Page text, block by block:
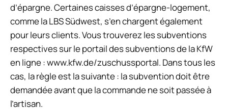
d’épargne. Certaines caisses d’épargne-logement,
comme la LBS Südwest, s’en chargent également
pour leurs clients. Vous trouverez les subventions
respectives sur le portail des subventions de la KfW
en ligne : www.kfw.de/zuschussportal. Dans tous les
cas, la règle est la suivante : la subvention doit être
demandée avant que la commande ne soit passée à
l’artisan.